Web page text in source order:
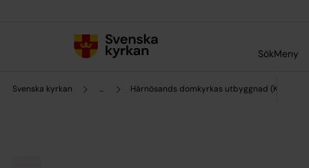
SökMeny
Svenska kyrkan ... Härnösands domkyrkas utbyggnad